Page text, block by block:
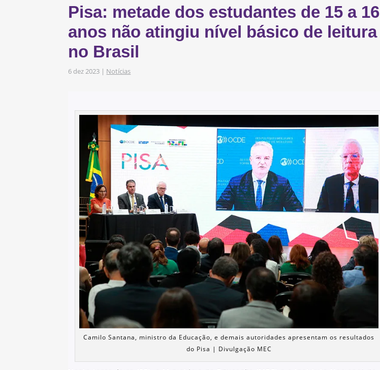
Pisa: metade dos estudantes de 15 a 16
anos não atingiu nível básico de leitura
no Brasil
6 dez 2023 | Notícias
Camilo Santana, ministro da Educação, e demais autoridades apresentam os resultados
do Pisa | Divulgação MEC